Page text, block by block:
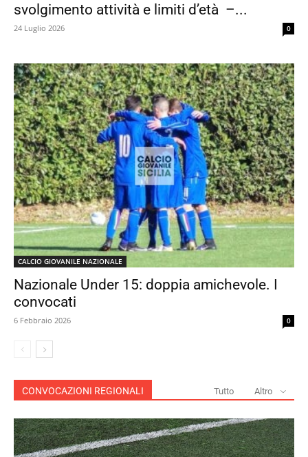
svolgimento attività e limiti d’età –...
24 Luglio 2026 0
CALCIO GIOVANILE NAZIONALE
Nazionale Under 15: doppia amichevole. I
convocati
6 Febbraio 2026 0
CONVOCAZIONI REGIONALI Tutto Altro